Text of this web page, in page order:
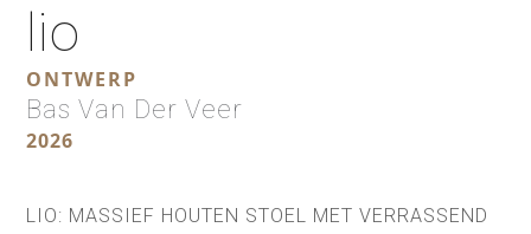
lio
ONTWERP
Bas Van Der Veer
2026
LIO: MASSIEF HOUTEN STOEL MET VERRASSEND